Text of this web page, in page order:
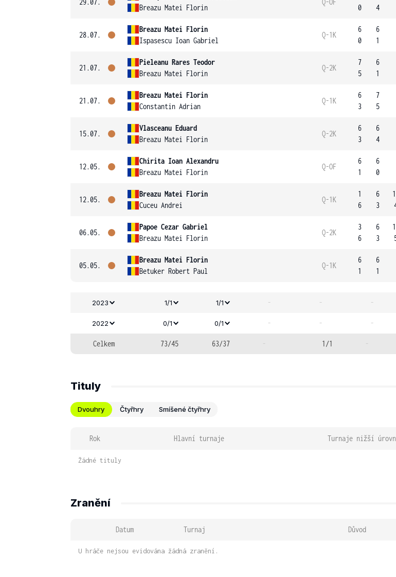
29.07.
Breazu Matei Florin
Q-OF
0
4
28.07.
Breazu Matei Florin
Ispasescu Ioan Gabriel
Q-1K
6
0
6
1
21.07.
Pieleanu Rares Teodor
Breazu Matei Florin
Q-2K
7
5
6
1
21.07.
Breazu Matei Florin
Constantin Adrian
Q-1K
6
3
7
5
15.07.
Vlasceanu Eduard
Breazu Matei Florin
Q-2K
6
3
6
4
12.05.
Chirita Ioan Alexandru
Breazu Matei Florin
Q-OF
6
1
6
0
12.05.
Breazu Matei Florin
Cuceu Andrei
Q-1K
1
6
6
3
06.05.
Papoe Cezar Gabriel
Breazu Matei Florin
Q-2K
3
6
6
3
05.05.
Breazu Matei Florin
Betuker Robert Paul
Q-1K
6
1
6
1
2023 1/1 1/1 - - -
2022 0/1 0/1 - - -
Celkem 73/45 63/37 - 1/1 -
Tituly
Dvouhry Čtyřhry Smíšené čtyřhry
Rok Hlavní turnaje Turnaje nižší
Žádné tituly
Zranění
Datum Turnaj Důvod
U hráče nejsou evidována žádná zranění.